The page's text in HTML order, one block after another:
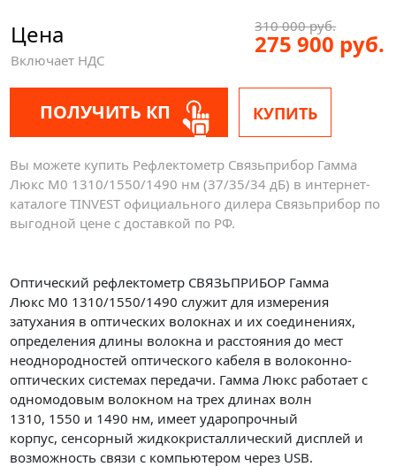
Цена
Включает НДС
310 000 руб.
275 900 руб.
ПОЛУЧИТЬ КП КУПИТЬ
Вы можете купить Рефлектометр Связьприбор Гамма
Люкс M0 1310/1550/1490 нм (37/35/34 дБ) в интернет-
каталоге TINVEST официального дилера Связьприбор по
выгодной цене с доставкой по РФ.
Оптический рефлектометр СВЯЗЬПРИБОР Гамма
Люкс M0 1310/1550/1490 служит для измерения
затухания в оптических волокнах и их соединениях,
определения длины волокна и расстояния до мест
неоднородностей оптического кабеля в волоконно-
оптических системах передачи. Гамма Люкс работает с
одномодовым волокном на трех длинах волн
1310, 1550 и 1490 нм, имеет ударопрочный
корпус, сенсорный жидкокристаллический дисплей и
возможность связи с компьютером через USB.